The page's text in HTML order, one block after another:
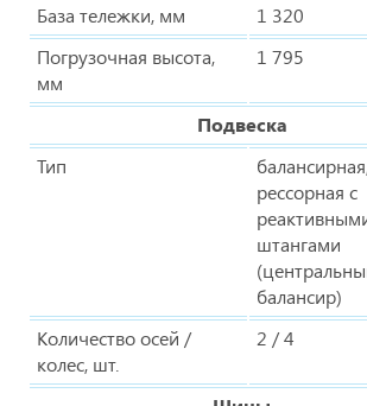
База тележки, мм
1 320
Погрузочная высота,
мм
1 795
Подвеска
Тип
рессорная с
штангами
балансир)
Количество осей /
колес, шт.
2 / 4